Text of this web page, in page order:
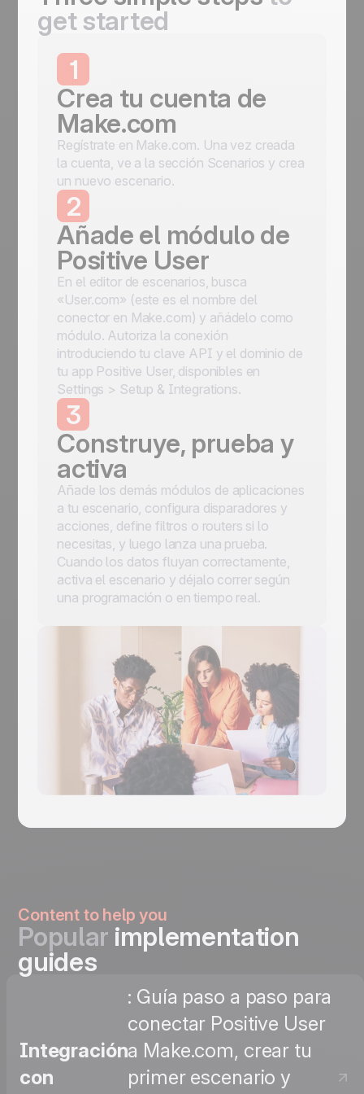
get started
1
Crea tu cuenta de
Make.com
Regístrate en Make.com. Una vez creada
la cuenta, ve a la sección Scenarios y crea
un nuevo escenario.
2
Añade el módulo de
Positive User
En el editor de escenarios, busca
«User.com» (este es el nombre del
conector en Make.com) y añádelo como
módulo. Autoriza la conexión
introduciendo tu clave API y el dominio de
tu app Positive User, disponibles en
Settings > Setup & Integrations.
3
Construye, prueba y
activa
Añade los demás módulos de aplicaciones
a tu escenario, configura disparadores y
acciones, define filtros o routers si lo
necesitas, y luego lanza una prueba.
Cuando los datos fluyan correctamente,
activa el escenario y déjalo correr según
una programación o en tiempo real.
Content to help you
Popular implementation
guides
Integración
con
: Guía paso a paso para
conectar Positive User
a Make.com, crear tu
primer escenario y